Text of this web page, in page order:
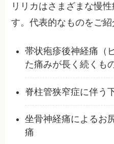
リリカはさまざまな慢
す。代表的なものをご紹
帯状疱疹後神経痛（
た痛みが長く続くもの
脊柱管狭窄症に伴う
坐骨神経痛によるお
痛